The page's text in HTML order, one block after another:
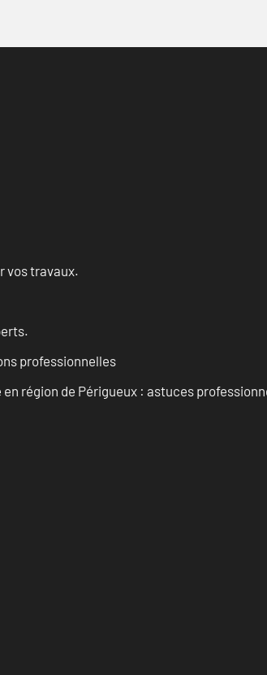
vos travaux.
professionnelles
région de Périgueux : astuces